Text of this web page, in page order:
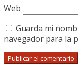
Web
Guarda mi
navegador para la